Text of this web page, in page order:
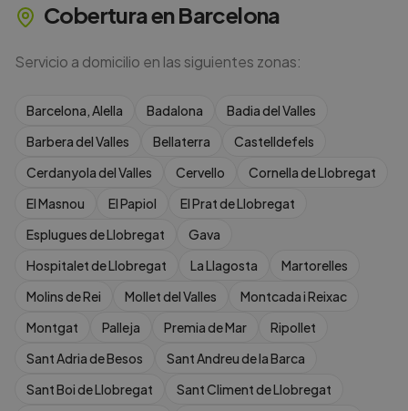
Cobertura enBarcelona
Servicio a domicilio en las siguientes zonas:
Barcelona, Alella Badalona
Badia del Valles
Barbera del Valles
Bellaterra
Castelldefels
Cerdanyola del Valles
Cervello
Cornella de Llobregat
El Masnou
El Papiol
El Prat de Llobregat
Esplugues de Llobregat
Gava
Hospitalet de Llobregat
La Llagosta
Martorelles
Molins de Rei
Mollet del Valles
Montcada i Reixac
Montgat
Palleja Premia de Mar
Ripollet
Sant Adria de Besos
Sant Andreu de la Barca
Sant Boi de Llobregat
Sant Climent de Llobregat